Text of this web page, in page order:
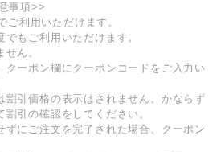
事項>>
ご利用いただけます。
でもご利用いただけます。
ん。
クーポン欄にクーポンコードをご入力い
割引価格の表示はされません。かならず
割引の確認をしてください。
ずにご注文を完了された場合、クーポン